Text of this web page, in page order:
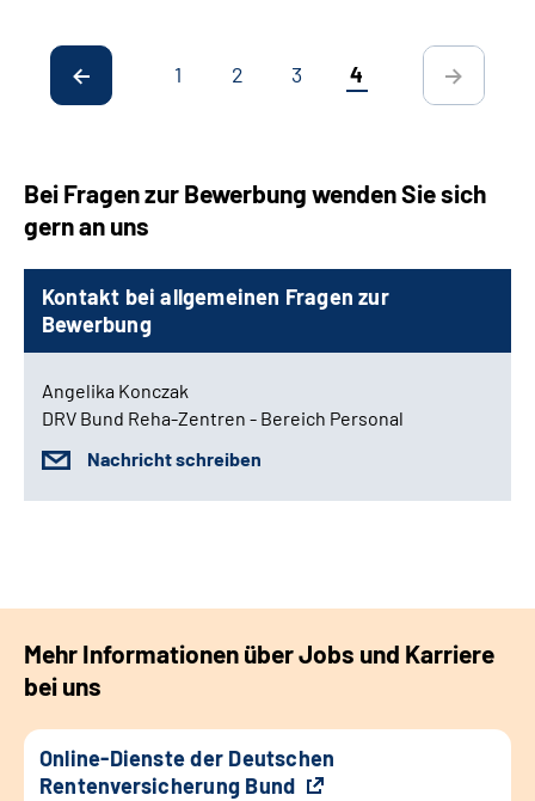
1 2 3 4
Bei Fragen zur Bewerbung wenden Sie sich
gern an uns
Kontakt bei allgemeinen Fragen zur
Bewerbung
Angelika Konczak
DRV Bund Reha-Zentren - Bereich Personal
Nachricht schreiben
Mehr Informationen über Jobs und Karriere
bei uns
Online-Dienste der Deutschen
Rentenversicherung Bund